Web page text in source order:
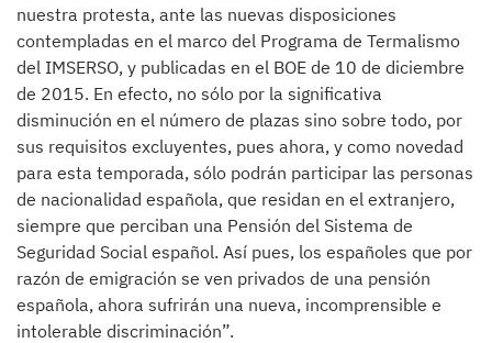
nuestra protesta, ante las nuevas disposiciones
contempladas en el marco del Programa de Termalismo
del IMSERSO, y publicadas en el BOE de 10 de diciembre
de 2015. En efecto, no sólo por la significativa
disminución en el número de plazas sino sobre todo, por
sus requisitos excluyentes, pues ahora, y como novedad
para esta temporada, sólo podrán participar las personas
de nacionalidad española, que residan en el extranjero,
siempre que perciban una Pensión del Sistema de
Seguridad Social español. Así pues, los españoles que por
razón de emigración se ven privados de una pensión
española, ahora sufrirán una nueva, incomprensible e
intolerable discriminación”.